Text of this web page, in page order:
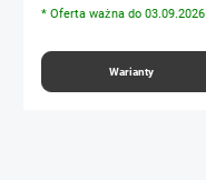
* Oferta ważna do 03.09.2026
Warianty